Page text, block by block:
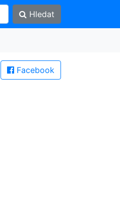
Hledat
Facebook